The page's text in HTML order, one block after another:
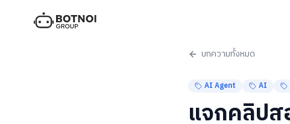
บทความทั้งหมด
AI Agent AI
แจกคลิปส